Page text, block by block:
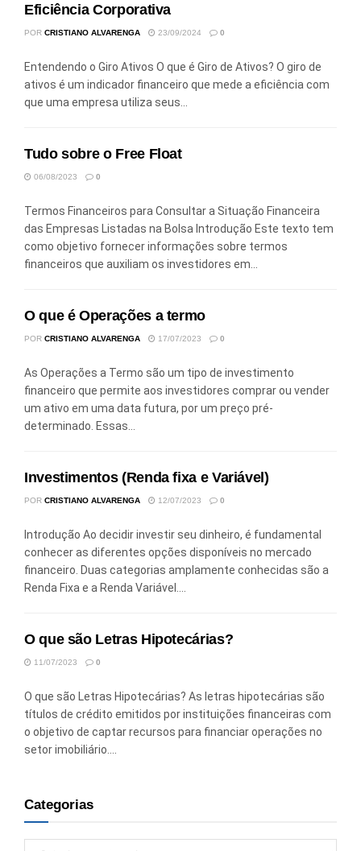
Eficiência Corporativa
POR CRISTIANO ALVARENGA 23/09/2024 0
Entendendo o Giro Ativos O que é Giro de Ativos? O giro de
ativos é um indicador financeiro que mede a eficiência com
que uma empresa utiliza seus...
Tudo sobre o Free Float
06/08/2023 0
Termos Financeiros para Consultar a Situação Financeira
das Empresas Listadas na Bolsa Introdução Este texto tem
como objetivo fornecer informações sobre termos
financeiros que auxiliam os investidores em...
O que é Operações a termo
POR CRISTIANO ALVARENGA 17/07/2023 0
As Operações a Termo são um tipo de investimento
financeiro que permite aos investidores comprar ou vender
um ativo em uma data futura, por um preço pré-
determinado. Essas...
Investimentos (Renda fixa e Variável)
POR CRISTIANO ALVARENGA 12/07/2023 0
Introdução Ao decidir investir seu dinheiro, é fundamental
conhecer as diferentes opções disponíveis no mercado
financeiro. Duas categorias amplamente conhecidas são a
Renda Fixa e a Renda Variável....
O que são Letras Hipotecárias?
11/07/2023 0
O que são Letras Hipotecárias? As letras hipotecárias são
títulos de crédito emitidos por instituições financeiras com
o objetivo de captar recursos para financiar operações no
setor imobiliário....
Categorias